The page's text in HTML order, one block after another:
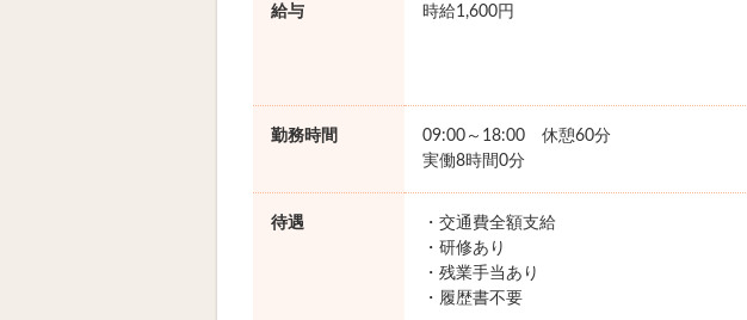
給与 時給1,600円
勤務時間
09:00～18:00 休憩60分
実働8時間0分
待遇
・交通費全額支給
・研修あり
・残業手当あり
・履歴書不要